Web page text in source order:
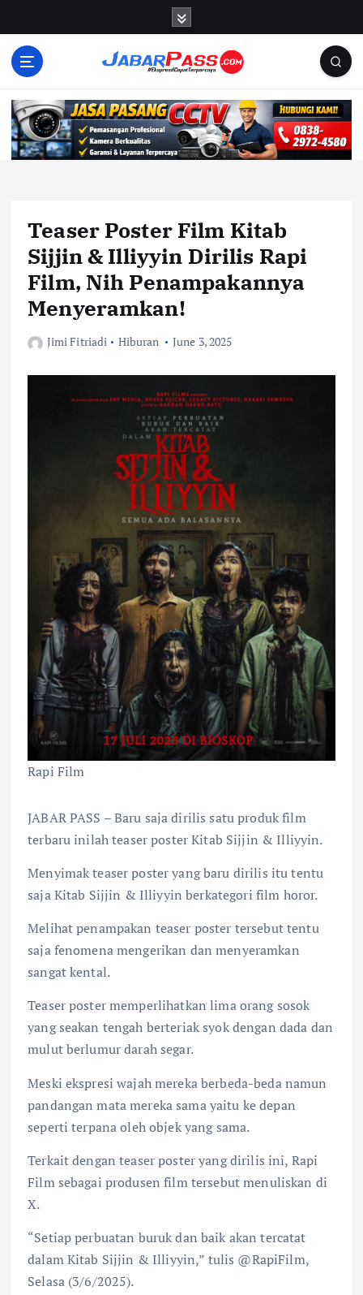
Teaser Poster Film Kitab
Sijjin & Illiyyin Dirilis Rapi
Film, Nih Penampakannya
Menyeramkan!
Jimi Fitriadi Hiburan June 3, 2025
Rapi Film
JABAR PASS – Baru saja dirilis satu produk film
terbaru inilah teaser poster Kitab Sijjin & Illiyyin.
Menyimak teaser poster yang baru dirilis itu tentu
saja Kitab Sijjin & Illiyyin berkategori film horor.
Melihat penampakan teaser poster tersebut tentu
saja fenomena mengerikan dan menyeramkan
sangat kental.
Teaser poster memperlihatkan lima orang sosok
yang seakan tengah berteriak syok dengan dada dan
mulut berlumur darah segar.
Meski ekspresi wajah mereka berbeda-beda namun
pandangan mata mereka sama yaitu ke depan
seperti terpana oleh objek yang sama.
Terkait dengan teaser poster yang dirilis ini, Rapi
Film sebagai produsen film tersebut menuliskan di
X.
“Setiap perbuatan buruk dan baik akan tercatat
dalam Kitab Sijjin & Illiyyin,” tulis @RapiFilm,
Selasa (3/6/2025).